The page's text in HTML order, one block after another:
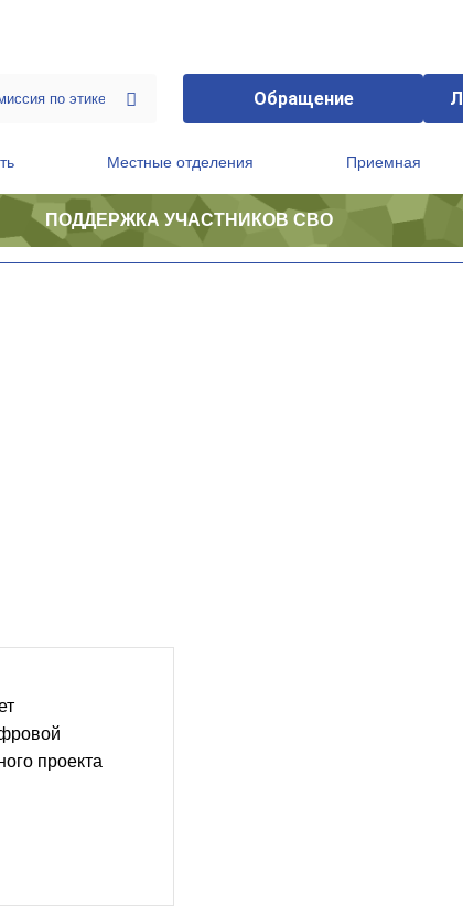
Обращение
Местные отделения Приемная
ПОДДЕРЖКА УЧАСТНИКОВ СВО
проекта